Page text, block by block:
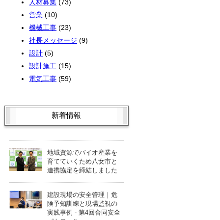
人材募集 (73)
営業 (10)
機械工事 (23)
社長メッセージ (9)
設計 (5)
設計施工 (15)
電気工事 (59)
新着情報
地域資源でバイオ産業を
育てていくため八女市と
連携協定を締結しました
建設現場の安全管理｜危
険予知訓練と現場監視の
実践事例 - 第4回合同安全